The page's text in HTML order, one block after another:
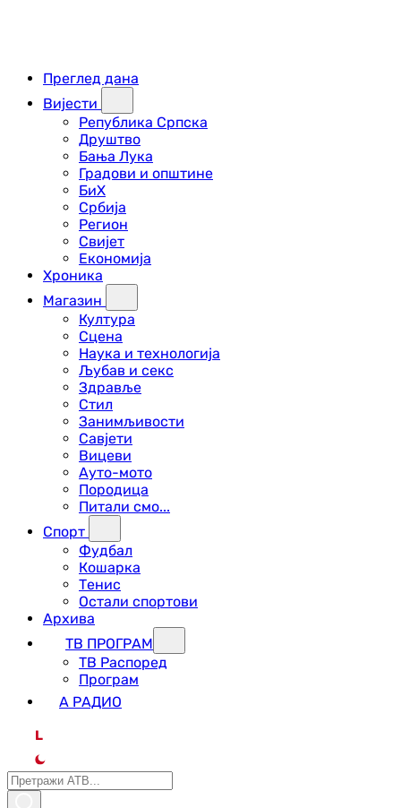
Преглед дана
Вијести
Република Српска
Друштво
Бања Лука
Градови и општине
БиХ
Србија
Регион
Свијет
Економија
Хроника
Магазин
Култура
Сцена
Наука и технологија
Љубав и секс
Здравље
Стил
Занимљивости
Савјети
Вицеви
Ауто-мото
Породица
Питали смо...
Спорт
Фудбал
Кошарка
Тенис
Остали спортови
Архива
ТВ ПРОГРАМ
ТВ Распоред
Програм
А РАДИО
L